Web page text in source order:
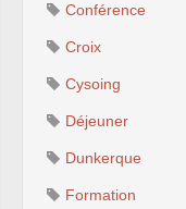
Conférence
Croix
Cysoing
Déjeuner
Dunkerque
Formation